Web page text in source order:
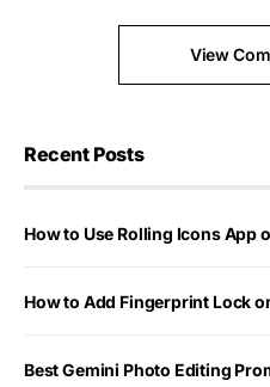
View
Recent Posts
How to Use Rolling Icons App
How to Add Fingerprint Lock
Best Gemini Photo Editing